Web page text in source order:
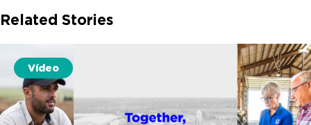
Related Stories
Vídeo